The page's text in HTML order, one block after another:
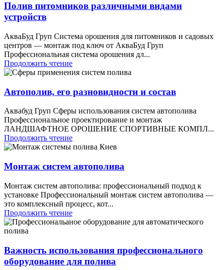
Полив питомников различными видами
устройств
АкваБуд Груп Система орошения для питомников и садовых
центров — монтаж под ключ от АкваБуд Груп
Профессиональная система орошения дл...
Продолжить чтение
Автополив, его разновидности и состав
Аквабуд Груп Сферы использования систем автополива
Профессиональное проектирование и монтаж
ЛАНДШАФТНОЕ ОРОШЕНИЕ СПОРТИВНЫЕ КОМПЛ...
Продолжить чтение
Монтаж систем автополива
Монтаж систем автополива: профессиональный подход к
установке Профессиональный монтаж систем автополива —
это комплексный процесс, кот...
Продолжить чтение
Важность использования профессионального
оборудование для полива